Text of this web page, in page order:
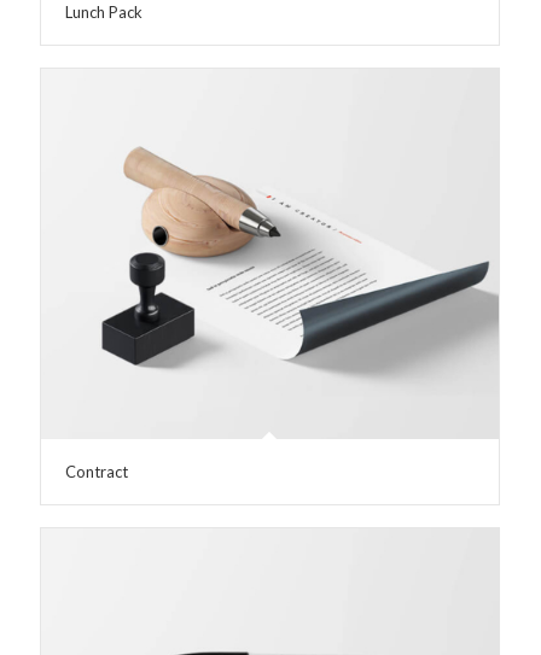
Lunch Pack
Contract